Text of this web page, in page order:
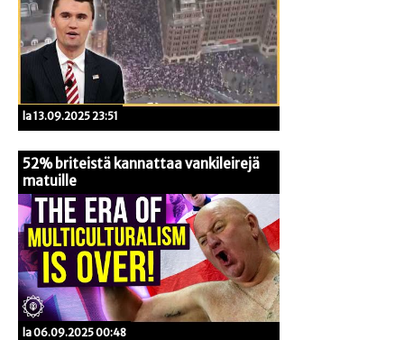
la 13.09.2025 23:51
52% briteistä kannattaa vankileirejä
matuille
la 06.09.2025 00:48